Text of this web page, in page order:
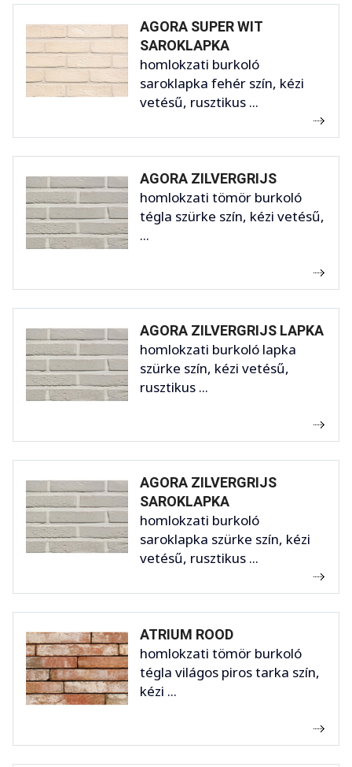
AGORA SUPER WIT
SAROKLAPKA
homlokzati burkoló
saroklapka fehér szín, kézi
vetésű, rusztikus ...
AGORA ZILVERGRIJS
homlokzati tömör burkoló
tégla szürke szín, kézi vetésű,
...
AGORA ZILVERGRIJS LAPKA
homlokzati burkoló lapka
szürke szín, kézi vetésű,
rusztikus ...
AGORA ZILVERGRIJS
SAROKLAPKA
homlokzati burkoló
saroklapka szürke szín, kézi
vetésű, rusztikus ...
ATRIUM ROOD
homlokzati tömör burkoló
tégla világos piros tarka szín,
kézi ...